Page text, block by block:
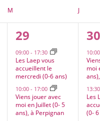
M J
2
évènements,
29
09:00- 17:30
Les Laep vous
accueillent le
mercredi (0-6 ans)
10:00- 17:00
Viens jouer avec
moi en Juillet (0- 5
ans), à Perpignan
2
30
10:00
moi
13:30
Les
(0-